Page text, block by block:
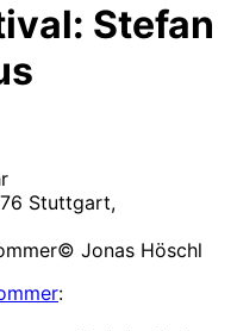
Stefan
Stuttgart,
© Jonas Höschl
: